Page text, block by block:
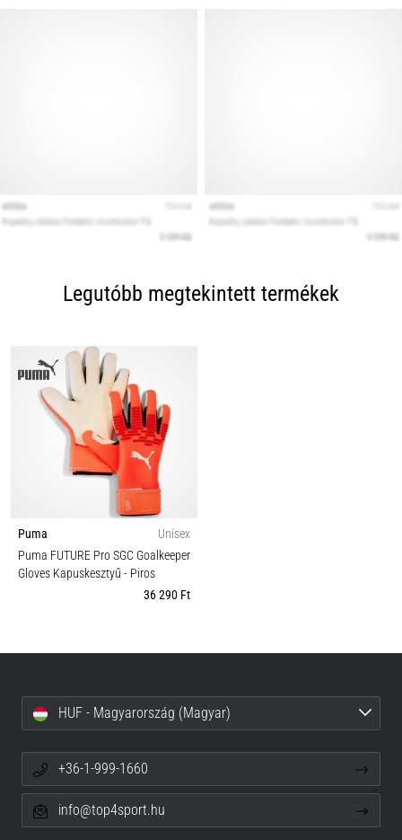
Legutóbb megtekintett termékek
Puma
Unisex
Puma FUTURE Pro SGC Goalkeeper
Gloves Kapuskesztyű - Piros
36 290 Ft
HUF - Magyarország (Magyar)
+36-1-999-1660
info@top4sport.hu